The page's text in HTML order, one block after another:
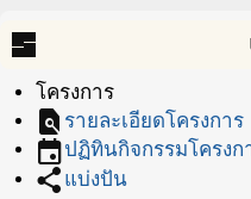
dashboard
โครงการ
find_in_page รายละเอียดโครงการ
eventปฏิทินกิจกรรมโครงก
share แบ่งปัน